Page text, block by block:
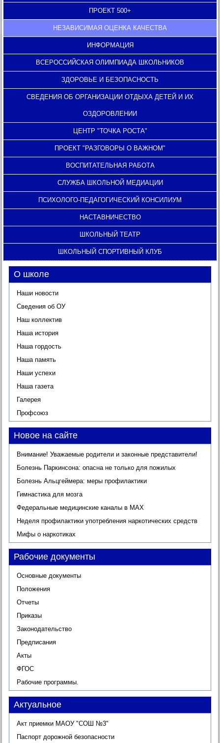
ПРОЕКТ 500+
НЕЗАВИСИМАЯ ОЦЕНКА КАЧЕСТВА
ИНФОРМАЦИЯ
ВСЕРОССИЙСКАЯ ОЛИМПИАДА ШКОЛЬНИКОВ
ЗДОРОВЬЕ И БЕЗОПАСНОСТЬ
СВЕДЕНИЯ ОБ ОРГАНИЗАЦИИ ОТДЫХА ДЕТЕЙ И ИХ
ОЗДОРОВЛЕНИИ
ЦЕНТР "ТОЧКА РОСТА"
ПРОЕКТ "РАЗГОВОРЫ О ВАЖНОМ"
ВОСПИТАТЕЛЬНАЯ РАБОТА
СЛУЖБА ШКОЛЬНОЙ МЕДИАЦИИ
ПСИХОЛОГО-ПЕДАГОГИЧЕСКИЙ КОНСИЛИУМ
НАСТАВНИЧЕСТВО
ШКОЛЬНЫЙ ТЕАТР
ШКОЛЬНЫЙ СПОРТИВНЫЙ КЛУБ
О школе
Наши новости
Сведения об ОУ
Наш коллектив
Наша история
Наша гордость
Наша память
Наши успехи
Наша газета
Галерея
Профсоюз
Новое на сайте
Внимание! Уважаемые родители и законные представители!
Болезнь Паркинсона: опасна не только для пожилых
Болезнь Альцгеймера: меры профилактики
Гимнастика для мозга
Федеральные медицинские каналы в МАХ
Неделя профилактики употребления наркотических средств
Мифы о наркотиках
Рабочие документы
Основные документы
Положения
Отчеты
Приказы
Законодательство
Предписания
Акты
ФГОС
Рабочие программы.
Актуальное
Акт приемки МАОУ "СОШ №3"
Паспорт дорожной безопасности